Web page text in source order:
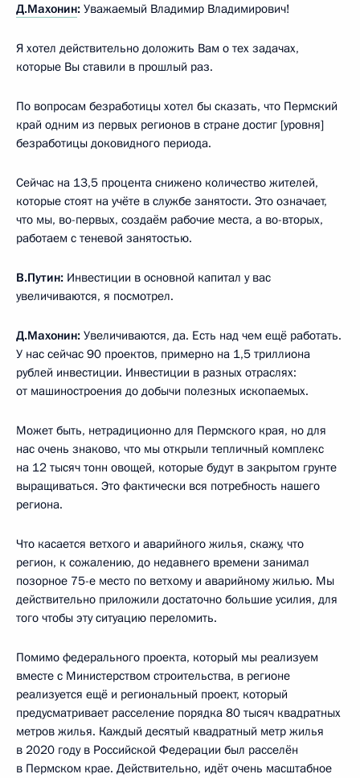
Д.Махонин: Уважаемый Владимир Владимирович!
Я хотел действительно доложить Вам о тех задачах,
которые Вы ставили в прошлый раз.
По вопросам безработицы хотел бы сказать, что Пермский
край одним из первых регионов в стране достиг [уровня]
безработицы доковидного периода.
Сейчас на 13,5 процента снижено количество жителей,
которые стоят на учёте в службе занятости. Это означает,
что мы, во-первых, создаём рабочие места, а во-вторых,
работаем с теневой занятостью.
В.Путин: Инвестиции в основной капитал у вас
увеличиваются, я посмотрел.
Д.Махонин: Увеличиваются, да. Есть над чем ещё работать.
У нас сейчас 90 проектов, примерно на 1,5 триллиона
рублей инвестиции. Инвестиции в разных отраслях:
от машиностроения до добычи полезных ископаемых.
Может быть, нетрадиционно для Пермского края, но для
нас очень знаково, что мы открыли тепличный комплекс
на 12 тысяч тонн овощей, которые будут в закрытом грунте
выращиваться. Это фактически вся потребность нашего
региона.
Что касается ветхого и аварийного жилья, скажу, что
регион, к сожалению, до недавнего времени занимал
позорное 75-е место по ветхому и аварийному жилью. Мы
действительно приложили достаточно большие усилия, для
того чтобы эту ситуацию переломить.
Помимо федерального проекта, который мы реализуем
вместе с Министерством строительства, в регионе
реализуется ещё и региональный проект, который
предусматривает расселение порядка 80 тысяч квадратных
метров жилья. Каждый десятый квадратный метр жилья
в 2020 году в Российской Федерации был расселён
в Пермском крае. Действительно, идёт очень масштабное